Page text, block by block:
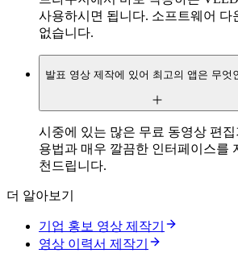
사용하시면 됩니다. 소프트웨어 다
없습니다.
발표 영상 제작에 있어 최고의 앱은 무엇
시중에 있는 많은 무료 동영상 편
용법과 매우 깔끔한 인터페이스를
천드립니다.
더 알아보기
기업 홍보 영상 제작기
영상 이력서 제작기